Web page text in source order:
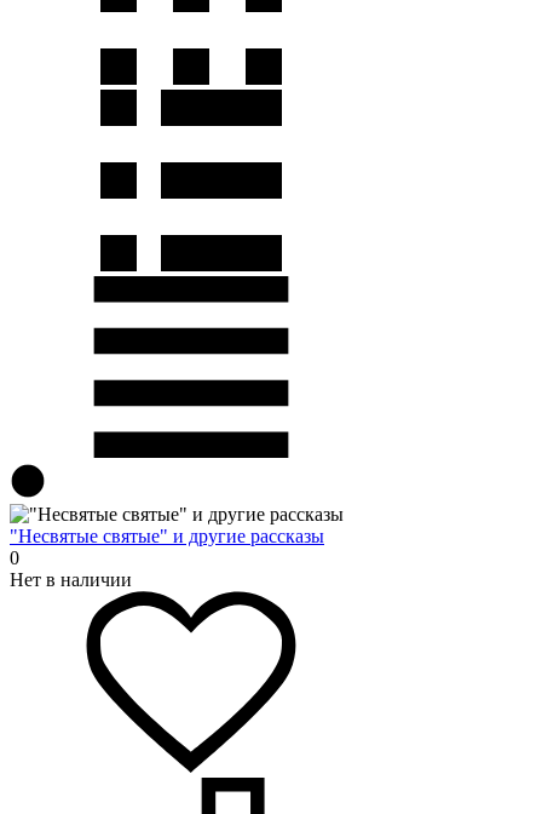
"Несвятые святые" и другие рассказы
0
Нет в наличии